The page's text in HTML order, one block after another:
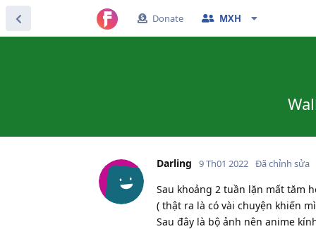
Donate MXH
Darling 9 Th01 2022 Đã chỉnh sửa
Sau khoảng 2 tuần lặn mất tăm
( thật ra là có vài chuyện khiến
Sau đây là bộ ảnh nên anime